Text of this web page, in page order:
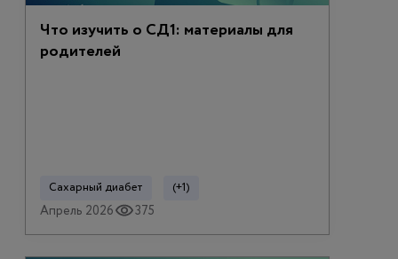
Что изучить о СД1: материалы для
родителей
Сахарный диабет (+1)
Апрель 2026 375